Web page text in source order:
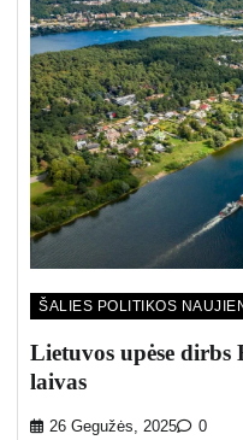
ŠALIES POLITIKOS
Lietuvos upėse dirbs
laivas
26 Gegužės, 2025 0